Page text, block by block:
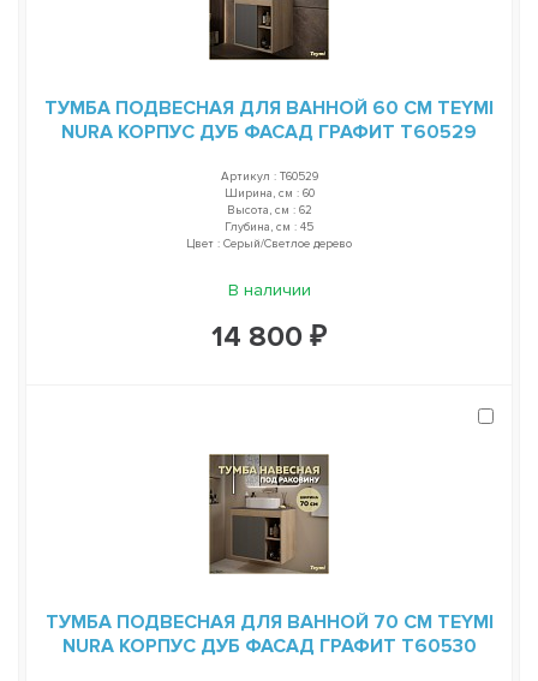
ТУМБА ПОДВЕСНАЯ ДЛЯ ВАННОЙ 60 СМ TEYMI
NURA КОРПУС ДУБ ФАСАД ГРАФИТ T60529
Артикул : T60529
Ширина, см : 60
Высота, см : 62
Глубина, см : 45
Цвет : Серый/Светлое дерево
В наличии
14 800 ₽
ТУМБА ПОДВЕСНАЯ ДЛЯ ВАННОЙ 70 СМ TEYMI
NURA КОРПУС ДУБ ФАСАД ГРАФИТ T60530